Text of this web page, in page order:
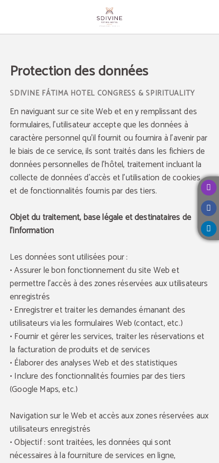
Protection des données
En naviguant sur ce site Web et en y remplissant des
formulaires, l'utilisateur accepte que les données à
caractère personnel qu’il fournit ou fournira à l'avenir par
le biais de ce service, ils sont traités dans les fichiers de
données personnelles de l'hôtel, traitement incluant la
collecte de données d'accès et l'utilisation de cookies
et de fonctionnalités fournis par des tiers.
Objet du traitement, base légale et destinataires de
l'information
Les données sont utilisées pour :
• Assurer le bon fonctionnement du site Web et
permettre l'accès à des zones réservées aux utilisateurs
enregistrés
• Enregistrer et traiter les demandes émanant des
utilisateurs via les formulaires Web (contact, etc.)
• Fournir et gérer les services, traiter les réservations et
la facturation de produits et de services
• Élaborer des analyses Web et des statistiques
• Inclure des fonctionnalités fournies par des tiers
(Google Maps, etc.)
Navigation sur le Web et accès aux zones réservées aux
utilisateurs enregistrés
• Objectif : sont traitées, les données qui sont
nécessaires à la fourniture de services en ligne,